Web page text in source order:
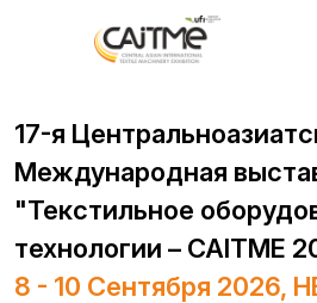
17-я
Международная
"Текстильное
технологии – CAITME
8 - 10 Сентября 2026,